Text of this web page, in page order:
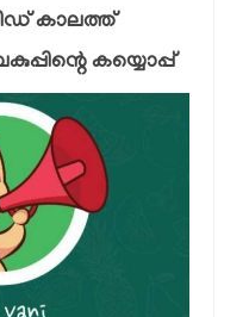
കാലത്ത്
കയ്യൊപ്പ്